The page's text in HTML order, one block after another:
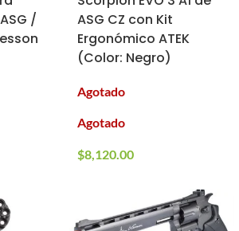
/
ASG CZ con Kit
Ergonómico ATEK
(Color: Negro)
Agotado
Agotado
$8,120.00